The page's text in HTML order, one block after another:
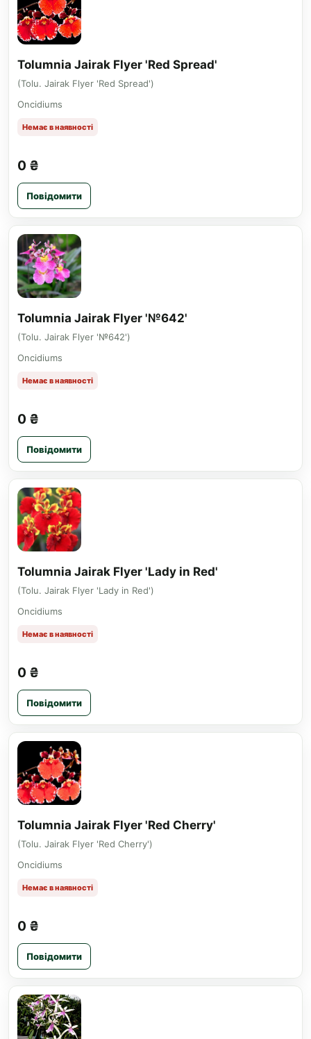
Tolumnia Jairak Flyer 'Red Spread'
(Tolu. Jairak Flyer 'Red Spread')
Oncidiums
Немає в наявності
0 ₴
Повідомити
Tolumnia Jairak Flyer '№642'
(Tolu. Jairak Flyer '№642')
Oncidiums
Немає в наявності
0 ₴
Повідомити
Tolumnia Jairak Flyer 'Lady in Red'
(Tolu. Jairak Flyer 'Lady in Red')
Oncidiums
Немає в наявності
0 ₴
Повідомити
Tolumnia Jairak Flyer 'Red Cherry'
(Tolu. Jairak Flyer 'Red Cherry')
Oncidiums
Немає в наявності
0 ₴
Повідомити